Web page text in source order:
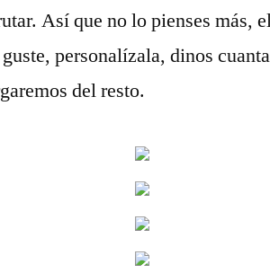
Así que no lo pienses más,
personalízala, dinos
del resto.